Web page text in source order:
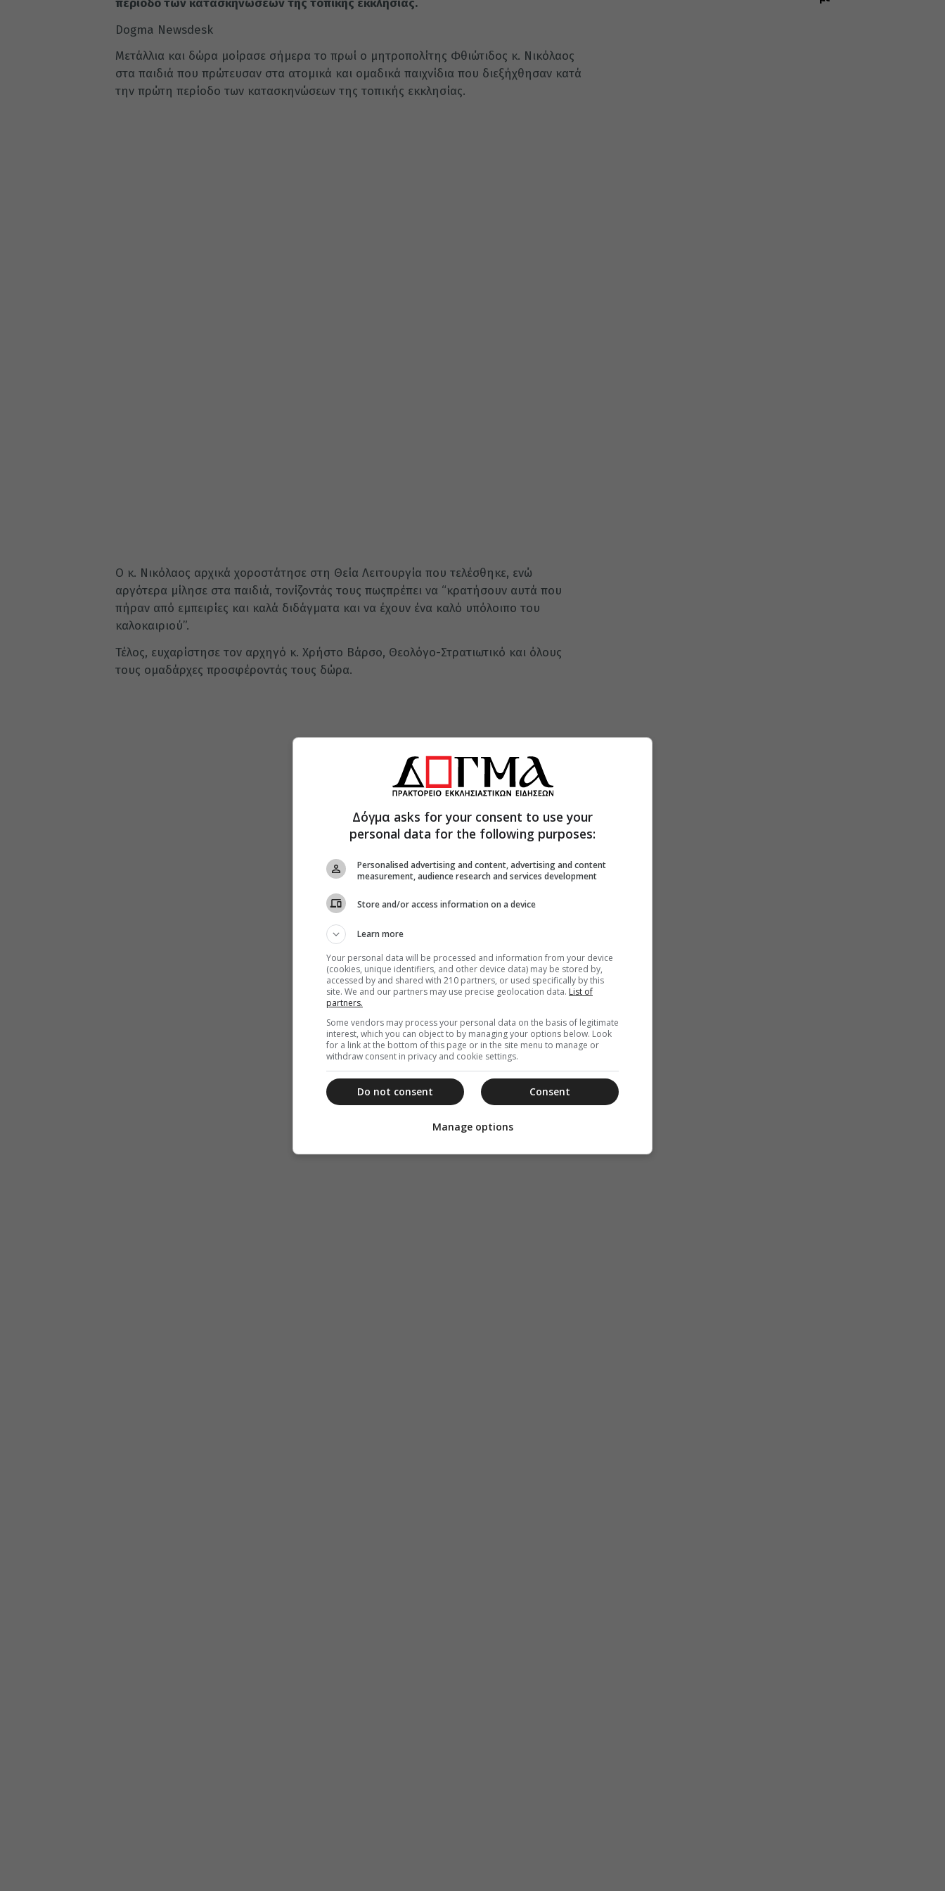
περίοδο των κατασκηνώσεων της τοπικής εκκλησίας.
Dogma Newsdesk
Μετάλλια και δώρα μοίρασε σήμερα το πρωί ο μητροπολίτης Φθιώτιδος κ. Νικόλαος
στα παιδιά που πρώτευσαν στα ατομικά και ομαδικά παιχνίδια που διεξήχθησαν κατά
την πρώτη περίοδο των κατασκηνώσεων της τοπικής εκκλησίας.
Ο κ. Νικόλαος αρχικά χοροστάτησε στη Θεία Λειτουργία που τελέσθηκε, ενώ
αργότερα μίλησε στα παιδιά, τονίζοντάς τους πωςπρέπει να “κρατήσουν αυτά που
πήραν από εμπειρίες και καλά διδάγματα και να έχουν ένα καλό υπόλοιπο του
καλοκαιριού”.
Τέλος, ευχαρίστησε τον αρχηγό κ. Χρήστο Βάρσο, Θεολόγο-Στρατιωτικό και όλους
τους ομαδάρχες προσφέροντάς τους δώρα.
Δόγμα asks for your consent to use your
personal data for the following purposes:
Personalised advertising and content, advertising and content
measurement, audience research and services development
Store and/or access information on a device
Learn more
Your personal data will be processed and information from your device
(cookies, unique identifiers, and other device data) may be stored by,
accessed by and shared with 210 partners, or used specifically by this
site. We and our partners may use precise geolocation data. List of
partners.
Some vendors may process your personal data on the basis of legitimate
interest, which you can object to by managing your options below. Look
for a link at the bottom of this page or in the site menu to manage or
withdraw consent in privacy and cookie settings.
Consent
Do not consent
Manage options